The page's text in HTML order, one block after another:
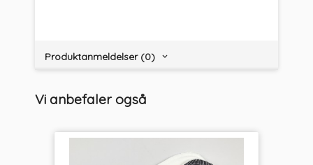
Produktanmeldelser (0)
Vi anbefaler også